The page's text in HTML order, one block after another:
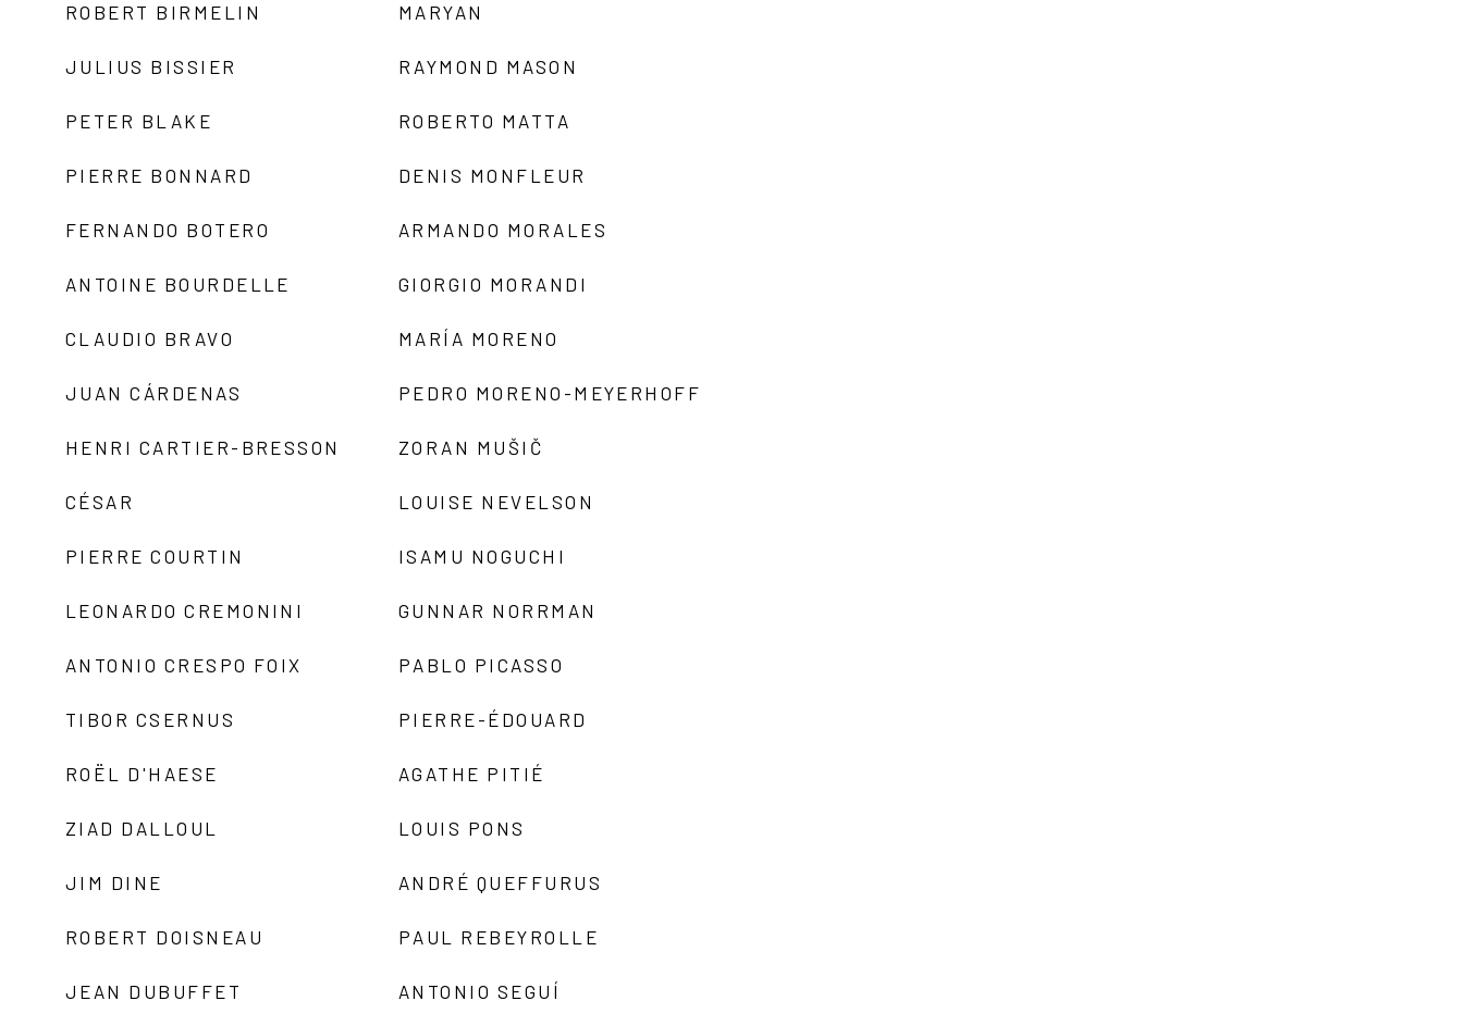
ROBERT BIRMELIN
JULIUS BISSIER
PETER BLAKE
PIERRE BONNARD
FERNANDO BOTERO
ANTOINE BOURDELLE
CLAUDIO BRAVO
JUAN CÁRDENAS
HENRI CARTIER-BRESSON
CÉSAR
PIERRE COURTIN
LEONARDO CREMONINI
ANTONIO CRESPO FOIX
TIBOR CSERNUS
ROËL D'HAESE
ZIAD DALLOUL
JIM DINE
ROBERT DOISNEAU
JEAN DUBUFFET
MARYAN
RAYMOND MASON
ROBERTO MATTA
DENIS MONFLEUR
ARMANDO MORALES
GIORGIO MORANDI
MARÍA MORENO
PEDRO MORENO-MEYERHOFF
ZORAN MUŠIČ
LOUISE NEVELSON
ISAMU NOGUCHI
GUNNAR NORRMAN
PABLO PICASSO
PIERRE-ÉDOUARD
AGATHE PITIÉ
LOUIS PONS
ANDRÉ QUEFFURUS
PAUL REBEYROLLE
ANTONIO SEGUÍ